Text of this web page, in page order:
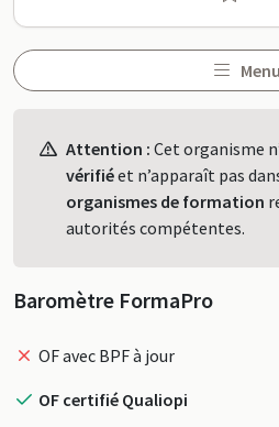
Menu
Attention : Cet organisme
vérifiéet n’apparaît pas
organismes de formation
autorités compétentes.
Baromètre FormaPro
OF avec BPF à jour
OF certifié Qualiopi